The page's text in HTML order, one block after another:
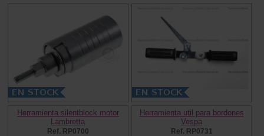
Herramienta silentblock motor
Lambretta
Ref. RP0700
Herramienta util para bordones
Vespa
Ref. RP0731